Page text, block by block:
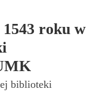
roku w
biblioteki